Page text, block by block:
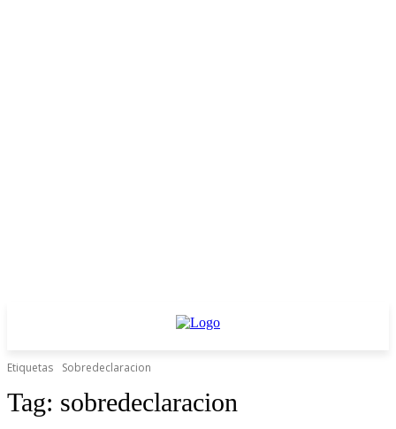
Etiquetas Sobredeclaracion
Tag: sobredeclaracion